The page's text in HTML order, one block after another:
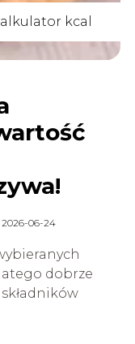
kcal
06-24
dobrze